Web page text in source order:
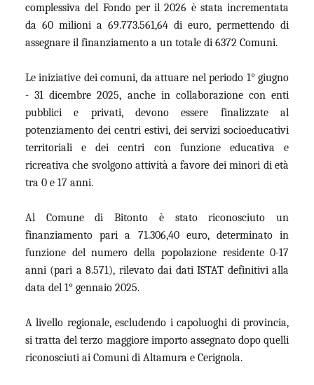
complessiva del Fondo per il 2026 è stata incrementata
da 60 milioni a 69.773.561,64 di euro, permettendo di
assegnare il finanziamento a un totale di 6372 Comuni.
Le iniziative dei comuni, da attuare nel periodo 1° giugno
- 31 dicembre 2025, anche in collaborazione con enti
pubblici e privati, devono essere finalizzate al
potenziamento dei centri estivi, dei servizi socioeducativi
territoriali e dei centri con funzione educativa e
ricreativa che svolgono attività a favore dei minori di età
tra 0 e 17 anni.
Al Comune di Bitonto è stato riconosciuto un
finanziamento pari a 71.306,40 euro, determinato in
funzione del numero della popolazione residente 0-17
anni (pari a 8.571), rilevato dai dati ISTAT definitivi alla
data del 1° gennaio 2025.
A livello regionale, escludendo i capoluoghi di provincia,
si tratta del terzo maggiore importo assegnato dopo quelli
riconosciuti ai Comuni di Altamura e Cerignola.